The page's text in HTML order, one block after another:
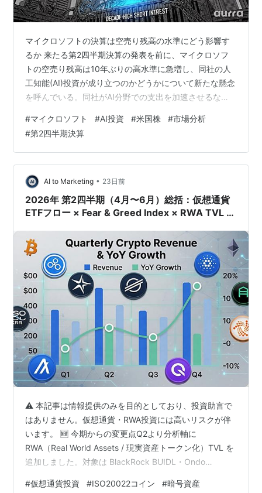
マイクロソフトの決算は空売り残高の水準にどう影響す
るか 来たる第2四半期決算の発表を前に、マイクロソフ
トの空売り残高は10年ぶりの高水準に急増し、同社の人
工知能(AI)投資が成り立つのかどうかについて新たな懸念
を呼んでいる。同社がAI分野での支出を加速させるな
全体としての持続可能性の双方に疑問を投げかけてい
る。
#マイクロソフト #AI投資 #米国株 #市場分析
#第2四半期決算
AI to Marketing • 23日前
2026年 第2四半期（4月〜6月）総括：仮想通貨
ETFフロー × Fear & Greed Index × RWA TVL 3
⚠️ 本記事は情報提供のみを目的としており、投資助言で
はありません。仮想通貨・RWA投資には高いリスクが伴
います。 🆕 今期からの変更点Q2より分析軸に
RWA（Real World Assets / 現実資産トークン化）TVL を
追加しました。対象は BlackRock BUIDL・Ondo
に陥るとき、機関マネーはRWAに逃避するのか」を定量
#仮想通貨投資 #ISO20022コイン #暗号資産